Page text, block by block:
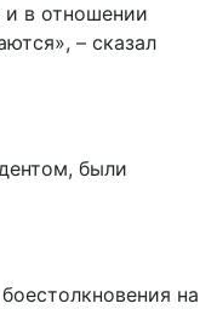
и в отношении
– сказал
были
на